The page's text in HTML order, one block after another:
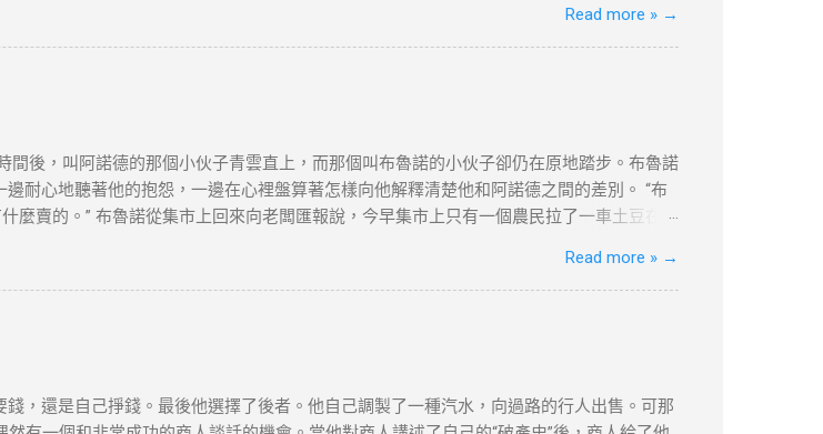
，嚴肅，也不缺乏溫和，更不用提它的堅強不屈與挺拔，它是樹中的偉丈夫!當你在積雪初
你就只覺得樹只是樹，難道你就不想到它的樸質，嚴肅，堅強不屈，至少也像徵了北方的
閲讀前後的任何行爲負責。如有錯漏或任何問題，筆者及網站概不負責，並保留對文章更
Read more » →
後，叫阿諾德的那個小伙子青雲直上，而那個叫布魯諾的小伙子卻仍在原地踏步。布魯諾
耐心地聽著他的抱怨，一邊在心裡盤算著怎樣向他解釋清楚他和阿諾德之間的差別。 “布
麼賣的。” 布魯諾從集市上回來向老闆匯報說，今早集市上只有一個農民拉了一車土豆在
。” 阿諾德很快就從集市上回來了。向老闆匯報說到現在為止只有一個農民在賣土豆，一共
這個農民一個鐘頭以後還會弄來幾箱西紅柿，據他看價格非常公道。昨天他們鋪子的西紅
題，筆者及網站概不負責，並保留對文章更新和刪除的權力。本文純粹分享學習内容。如
Read more » →
，還是自己掙錢。最後他選擇了後者。他自己調製了一種汽水，向過路的行人出售。可那